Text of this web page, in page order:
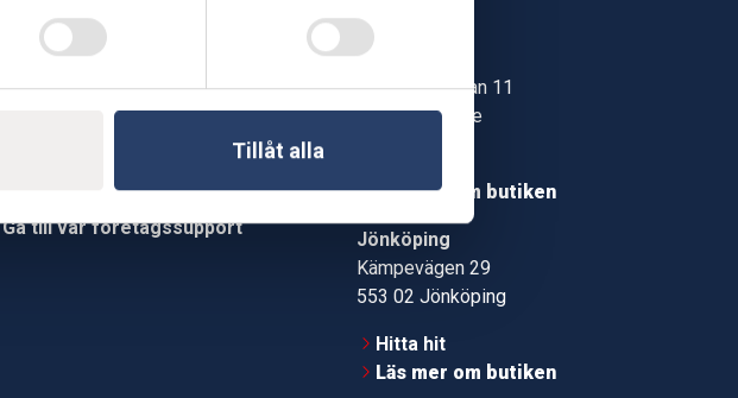
Tillåt alla
Telefon: 0500-414 130
Gå till vår företagssupport
Skövde
Jonstorpsgatan 11
549 37 Skövde
Läs mer om butiken
Jönköping
Kämpevägen 29
553 02 Jönköping
Hitta hit
Läs mer om butiken